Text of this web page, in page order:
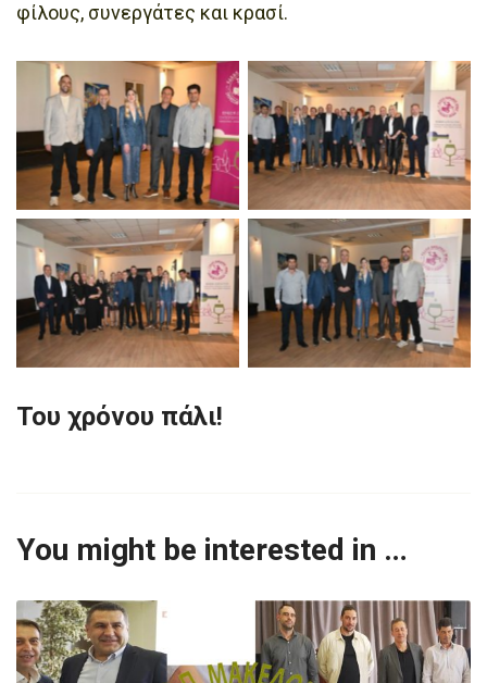
φίλους, συνεργάτες και κρασί.
Του χρόνου πάλι!
You might be interested in …